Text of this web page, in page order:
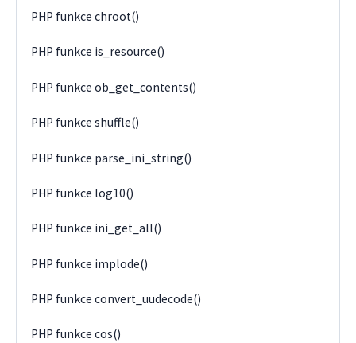
PHP funkce chroot()
PHP funkce is_resource()
PHP funkce ob_get_contents()
PHP funkce shuffle()
PHP funkce parse_ini_string()
PHP funkce log10()
PHP funkce ini_get_all()
PHP funkce implode()
PHP funkce convert_uudecode()
PHP funkce cos()